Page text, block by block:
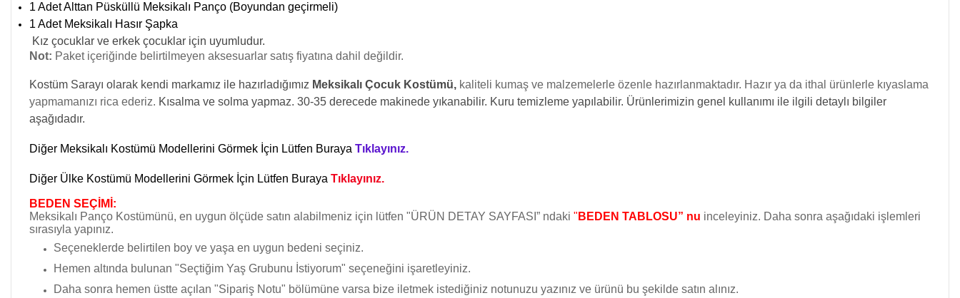
1 Adet Alttan Püsküllü Meksikalı Panço (Boyundan geçirmeli)
1 Adet Meksikalı Hasır Şapka
Kız çocuklar ve erkek çocuklar için uyumludur.
Not: Paket içeriğinde belirtilmeyen aksesuarlar satış fiyatına dahil değildir.
Kostüm Sarayı olarak kendi markamız ile hazırladığımız Meksikalı Çocuk Kostümü, kaliteli kumaş ve malzemelerle özenle hazırlanmaktadır. Hazır ya da ithal ürünlerle kıyaslama
yapmamanızı rica ederiz. Kısalma ve solma yapmaz. 30-35 derecede makinede yıkanabilir. Kuru temizleme yapılabilir. Ürünlerimizin genel kullanımı ile ilgili detaylı bilgiler
aşağıdadır.
Diğer Meksikalı Kostümü Modellerini Görmek İçin Lütfen Buraya Tıklayınız.
Diğer Ülke Kostümü Modellerini Görmek İçin Lütfen Buraya Tıklayınız.
BEDEN SEÇİMİ:
Meksikalı Panço Kostümünü, en uygun ölçüde satın alabilmeniz için lütfen "ÜRÜN DETAY SAYFASI” ndaki " BEDEN TABLOSU” nu inceleyiniz. Daha sonra aşağıdaki işlemleri
sırasıyla yapınız.
Seçeneklerde belirtilen boy ve yaşa en uygun bedeni seçiniz.
Hemen altında bulunan "Seçtiğim Yaş Grubunu İstiyorum" seçeneğini işaretleyiniz.
Daha sonra hemen üstte açılan "Sipariş Notu" bölümüne varsa bize iletmek istediğiniz notunuzu yazınız ve ürünü bu şekilde satın alınız.